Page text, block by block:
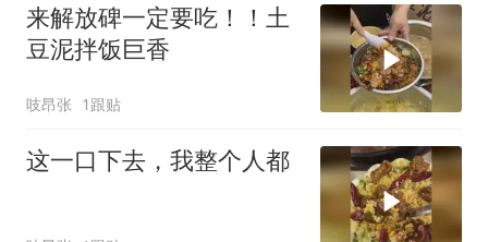
来解放碑一定要吃！！土
豆泥拌饭巨香
吱昂张 1跟贴
这一口下去，我整个人都